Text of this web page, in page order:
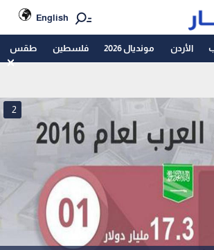
English
الأردن مونديال 2026 فلسطين طقس
2